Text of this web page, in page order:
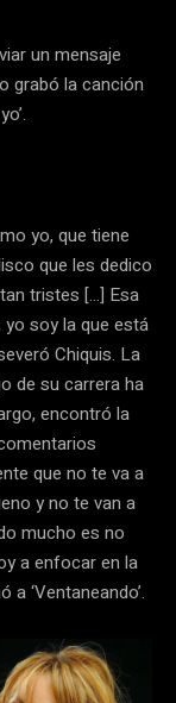
un mensaje
grabó la canción
yo, que tiene
que les dedico
tristes […] Esa
yo soy la que está
Chiquis. La
de su carrera ha
encontró la
que no te va a
y no te van a
mucho es no
a enfocar en la
‘Ventaneando’.